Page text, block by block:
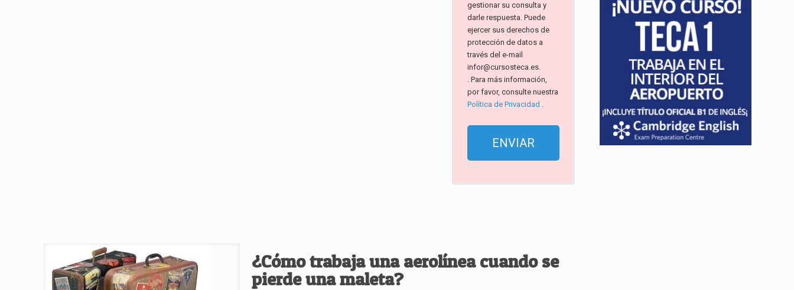
gestionar su consulta y
darle respuesta. Puede
ejercer sus derechos de
protección de datos a
través del e-mail
infor@cursosteca.es.
. Para más información,
por favor, consulte nuestra
Política de Privacidad .
¿Cómo trabaja una aerolínea cuando se
pierde una maleta?